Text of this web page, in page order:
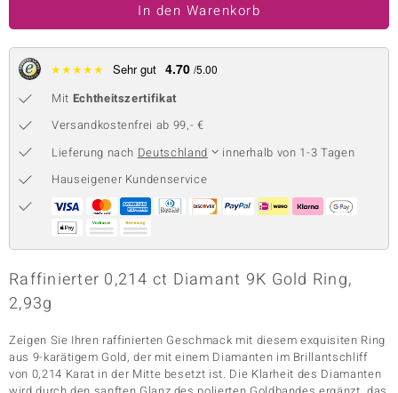
Collection
Classics
In den Warenkorb
★★★★★ Sehr gut 4.70 /5.00
Mit Echtheitszertifikat
Versandkostenfrei ab 99,- €
Lieferung nach Deutschland
innerhalb von 1-3 Tagen
Hauseigener Kundenservice
Raffinierter 0,214 ct Diamant 9K Gold Ring,
2,93g
Zeigen Sie Ihren raffinierten Geschmack mit diesem exquisiten Ring
aus 9-karätigem Gold, der mit einem Diamanten im Brillantschliff
von 0,214 Karat in der Mitte besetzt ist. Die Klarheit des Diamanten